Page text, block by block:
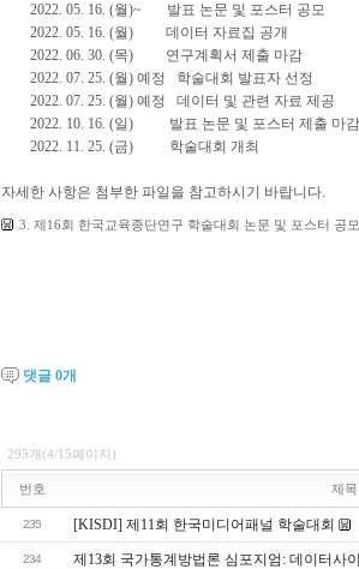
2022. 05. 16. (월)~ 발표 논문 및 포스터 공모
2022. 05. 16. (월) 데이터 자료집 공개
2022. 06. 30. (목) 연구계획서 제출 마감
2022. 07. 25. (월) 예정 학술대회 발표자 선정
2022. 07. 25. (월) 예정 데이터 및 관련 자료 제공
2022. 10. 16. (일) 발표 논문 및 포스터 제출 마감
2022. 11. 25. (금) 학술대회 개최
자세한 사항은 첨부한 파일을 참고하시기 바랍니다.
3. 제16회 한국교육종단연구 학술대회 논문 및 포스터 공
댓글 0개
295개(4/15페이지)
번호 제목
235 [KISDI] 제11회 한국미디어패널 학술대회
234 제13회 국가통계방법론 심포지엄: 데이터사